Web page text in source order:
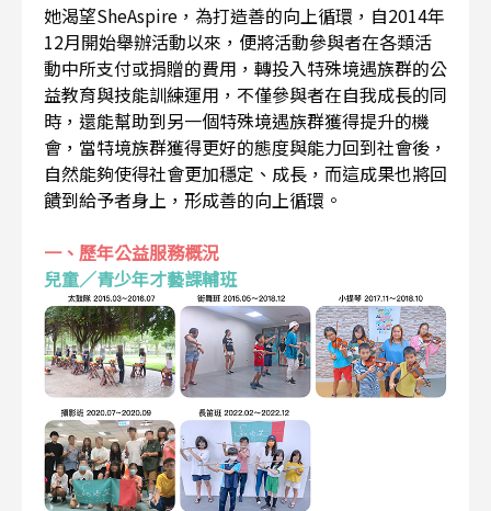
她渴望SheAspire，為打造善的向上循環，自2014年
12月開始舉辦活動以來，便將活動參與者在各類活
動中所支付或捐贈的費用，轉投入特殊境遇族群的公
益教育與技能訓練運用，不僅參與者在自我成長的同
時，還能幫助到另一個特殊境遇族群獲得提升的機
會，當特境族群獲得更好的態度與能力回到社會後，
自然能夠使得社會更加穩定、成長，而這成果也將回
饋到給予者身上，形成善的向上循環。
一、歷年公益服務概況
兒童／青少年才藝課輔班